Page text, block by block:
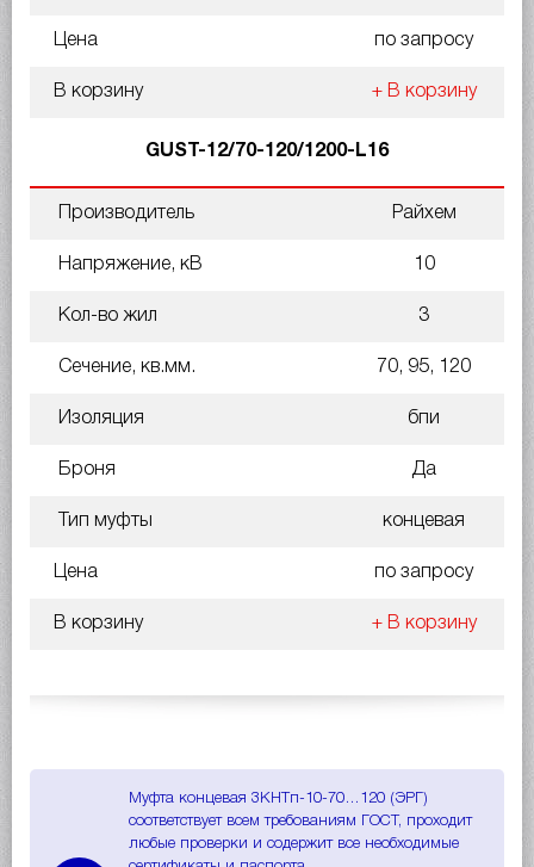
Цена по запросу
В корзину + В корзину
GUST-12/70-120/1200-L16
Производитель Райхем
Напряжение, кВ 10
Кол-во жил 3
Сечение, кв.мм. 70, 95, 120
Изоляция бпи
Броня Да
Тип муфты концевая
Цена по запросу
В корзину + В корзину
Муфта концевая 3КНТп-10-70…120 (ЭРГ)
соответствует всем требованиям ГОСТ, проходит
любые проверки и содержит все необходимые